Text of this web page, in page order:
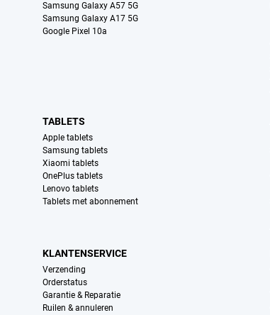
Samsung Galaxy A57 5G
Samsung Galaxy A17 5G
Google Pixel 10a
TABLETS
Apple tablets
Samsung tablets
Xiaomi tablets
OnePlus tablets
Lenovo tablets
Tablets met abonnement
KLANTENSERVICE
Verzending
Orderstatus
Garantie & Reparatie
Ruilen & annuleren